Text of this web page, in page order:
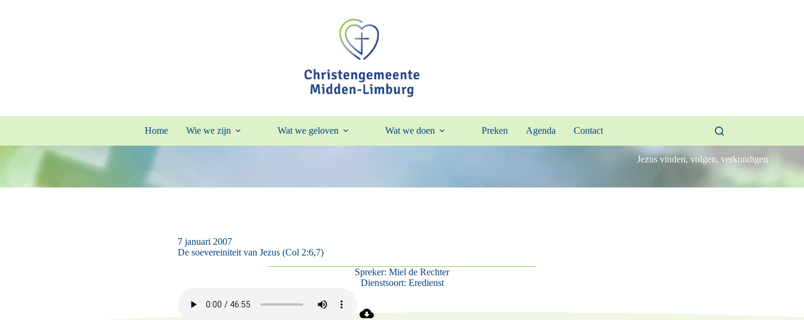
Home Wie we zijn Wat we geloven Wat we doen Preken Agenda Contact
Jezus vinden, volgen, verkondigen
7 januari 2007
De soevereiniteit van Jezus (Col 2:6,7)
Spreker: Miel de Rechter
Dienstsoort: Eredienst